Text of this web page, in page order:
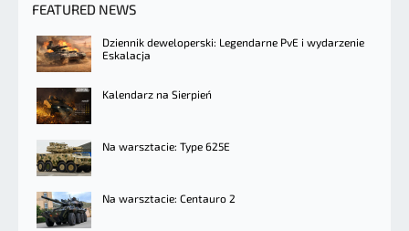
FEATURED NEWS
Dziennik deweloperski: Legendarne PvE i wydarzenie
Eskalacja
Kalendarz na Sierpień
Na warsztacie: Type 625E
Na warsztacie: Centauro 2